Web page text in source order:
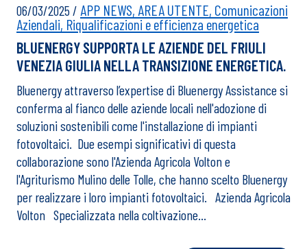
06/03/2025 / APP NEWS, AREA UTENTE, Comunicazioni
Aziendali, Riqualificazioni e efficienza energetica
BLUENERGY SUPPORTA LE AZIENDE DEL FRIULI
VENEZIA GIULIA NELLA TRANSIZIONE ENERGETICA.
Bluenergy attraverso l’expertise di Bluenergy Assistance si
conferma al fianco delle aziende locali nell'adozione di
soluzioni sostenibili come l'installazione di impianti
fotovoltaici. Due esempi significativi di questa
collaborazione sono l'Azienda Agricola Volton e
l'Agriturismo Mulino delle Tolle, che hanno scelto Bluenergy
per realizzare i loro impianti fotovoltaici. Azienda Agricola
Volton Specializzata nella coltivazione…